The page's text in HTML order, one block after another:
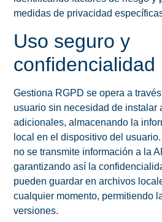
medidas de privacidad
Uso seguro y
confidencialidad
Gestiona RGPD se opera a
usuario sin necesidad de instalar
adicionales, almacenando la
local en el dispositivo del
no se transmite información a la
garantizando así la
pueden guardar en archivos
cualquier momento, permitiendo
versiones.